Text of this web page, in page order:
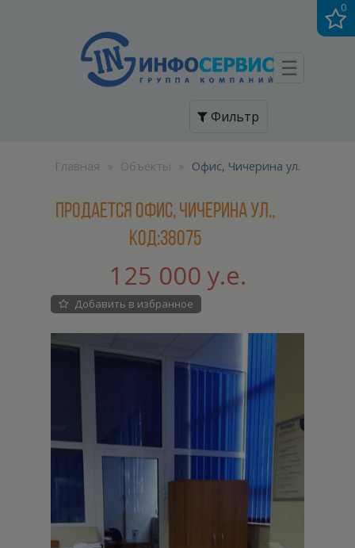
☰
Фильтр
Главная » Объекты » Офис, Чичерина ул.
Продается Офис, Чичерина ул.,
код:38075
125 000 у.е.
Добавить в избранное
0